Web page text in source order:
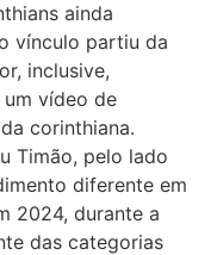
ainda
vínculo partiu da
inclusive,
vídeo de
corinthiana.
Timão, pelo lado
diferente em
2024, durante a
das categorias